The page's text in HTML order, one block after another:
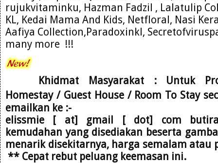
rujukvitaminku, Hazman Fadzil , Lalatulip
KL, Kedai Mama And Kids, Netfloral, Nasi
Aafiya Collection,Paradoxinkl,
many more !!!
Khidmat Masyarakat : Untuk
Homestay / Guest House / Room To Stay
emailkan ke :-
elissmie [ at] gmail [ dot] com
kemudahan yang disediakan beserta
menarik disekitarnya, harga semalam atau
** Cepat rebut peluang keemasan ini.